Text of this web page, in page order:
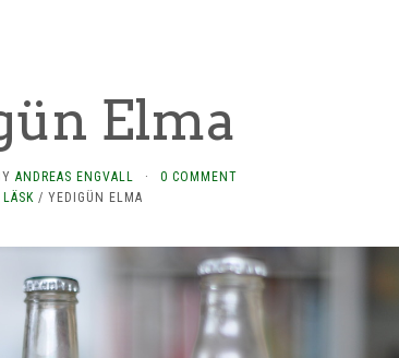
Elma
ANDREAS ENGVALL ·
0 COMMENT
LÄSK/ YEDIGÜN ELMA